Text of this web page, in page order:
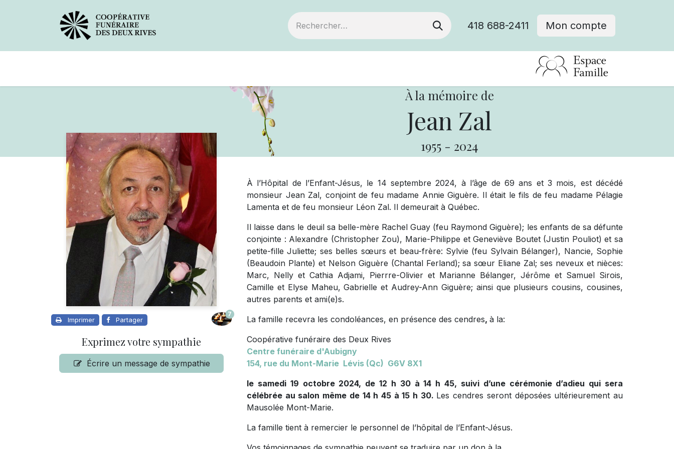
418 688-2411 Mon compte
À la mémoire de
Jean Zal
1955 - 2024
Imprimer Partager
7
Exprimez votre sympathie
Écrire un message de sympathie
À l’Hôpital de l’Enfant-Jésus, le 14 septembre 2024, à l’âge de 69 ans et 3 mois, est décédé
monsieur Jean Zal, conjoint de feu madame Annie Giguère. Il était le fils de feu madame Pélagie
Lamenta et de feu monsieur Léon Zal. Il demeurait à Québec.
Il laisse dans le deuil sa belle-mère Rachel Guay (feu Raymond Giguère); les enfants de sa défunte
conjointe : Alexandre (Christopher Zou), Marie-Philippe et Geneviève Boutet (Justin Pouliot) et sa
petite-fille Juliette; ses belles sœurs et beau-frère: Sylvie (feu Sylvain Bélanger), Nancie, Sophie
(Beaudoin Plante) et Nelson Giguère (Chantal Ferland); sa sœur Eliane Zal; ses neveux et nièces:
Marc, Nelly et Cathia Adjami, Pierrre-Olivier et Marianne Bélanger, Jérôme et Samuel Sirois,
Camille et Elyse Maheu, Gabrielle et Audrey-Ann Giguère; ainsi que plusieurs cousins, cousines,
autres parents et ami(e)s.
La famille recevra les condoléances, en présence des cendres, à la:
Coopérative funéraire des Deux Rives
Centre funéraire d'Aubigny
154, rue du Mont-Marie Lévis (Qc) G6V 8X1
le samedi 19 octobre 2024, de 12 h 30 à 14 h 45, suivi d’une cérémonie d’adieu qui sera
célébrée au salon même de 14 h 45 à 15 h 30. Les cendres seront déposées ultérieurement au
Mausolée Mont-Marie.
La famille tient à remercier le personnel de l’hôpital de l’Enfant-Jésus.